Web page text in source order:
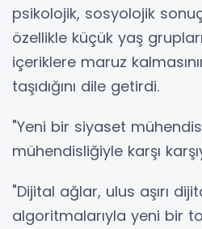
psikolojik, sosyolojik
özellikle küçük yaş
içeriklere maruz
taşıdığını dile getirdi.
"Yeni bir siyaset
mühendisliğiyle karşı
"Dijital ağlar, ulus aşırı
algoritmalarıyla yeni bir